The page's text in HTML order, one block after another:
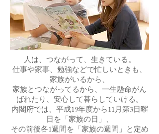
人は、つながって、生きている。
仕事や家事、勉強などで忙しいときも、
家族がいるから、
家族とつながってるから、一生懸命がん
ばれたり、安心して暮らしていける。
内閣府では、平成19年度から11月第3日曜
日を「家族の日」、
その前後各1週間を「家族の週間」と定め